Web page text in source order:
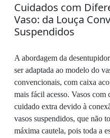
Cuidados com
Vaso: da Louça
Suspendidos
A abordagem da
ser adaptada ao modelo do
convencionais, com caixa
mais fácil acesso. Vasos
cuidado extra devido à
vasos suspendidos, que não
máxima cautela, pois toda a